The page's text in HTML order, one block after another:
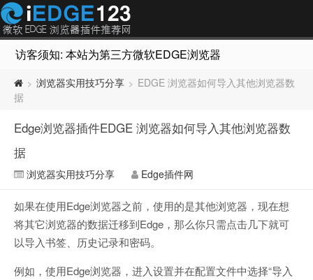
访客须知: 本站为第三方微软EDGE浏览器插件推荐网站，
> 浏览器实用技巧分享 > EDGE 浏览器如何导入其他浏览器数
据
Edge浏览器插件EDGE 浏览器如何导入其他浏览器数
据
浏览器实用技巧分享 Edge插件网
如果在使用Edge浏览器之前，使用的是其他浏览器，现在想
将其它浏览器的数据迁移到Edge，那么你只需点击几下就可
以导入书签、历史记录和密码。
例如，使用Edge浏览器，进入设置并在配置文件中选择“导入